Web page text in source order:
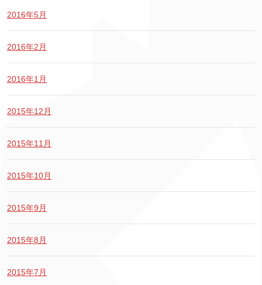
2016年5月
2016年2月
2016年1月
2015年12月
2015年11月
2015年10月
2015年9月
2015年8月
2015年7月